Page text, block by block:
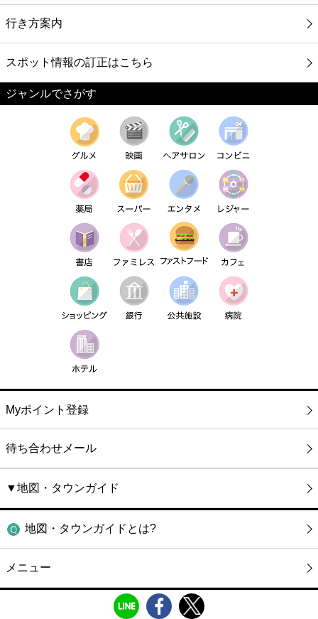
行き方案内
スポット情報の訂正はこちら
ジャンルでさがす
Myポイント登録
待ち合わせメール
▼地図・タウンガイド
地図・タウンガイドとは?
メニュー